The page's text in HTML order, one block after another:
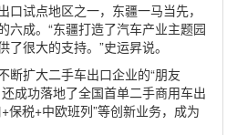
口试点地区之一，东疆一马当先，
六成。“东疆打造了汽车产业主题园
很大的支持。”史运昇说。
断扩大二手车出口企业的“朋友
成功落地了全国首单二手商用车出
保税+中欧班列”等创新业务，成为